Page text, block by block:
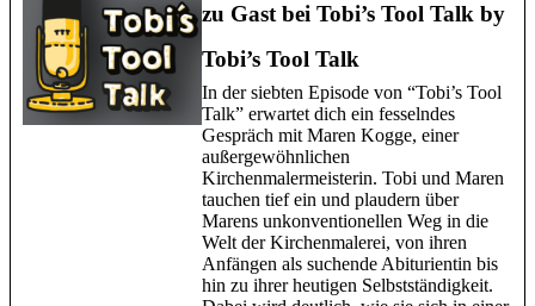
zu Gast bei Tobi’s Tool Talk by
Tobi’s Tool Talk
In der siebten Episode von “Tobi’s Tool
Talk” erwartet dich ein fesselndes
Gespräch mit Maren Kogge, einer
außergewöhnlichen
Kirchenmalermeisterin. Tobi und Maren
tauchen tief ein und plaudern über
Marens unkonventionellen Weg in die
Welt der Kirchenmalerei, von ihren
Anfängen als suchende Abiturientin bis
hin zu ihrer heutigen Selbstständigkeit.